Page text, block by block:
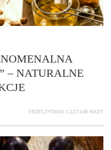
– NATURALNE
PRZECZYTANO 1 227 640 RAZY